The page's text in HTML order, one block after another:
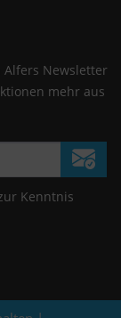
Alfers Newsletter
mehr aus
Kenntnis